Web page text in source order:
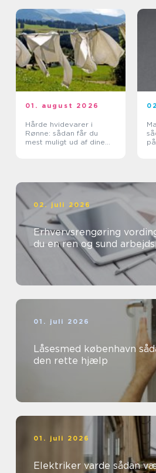
01. august 2026
Hårde hvidevarer i
Rønne: sådan får du
mest muligt ud af dine
02. juli 2026
Erhvervsrengøring vordingborg
du en ren og sund
01. juli 2026
Låsesmed københavn sådan vælger du
den rette hjælp
01. juli 2026
Elektriker varde sådan vælger du den